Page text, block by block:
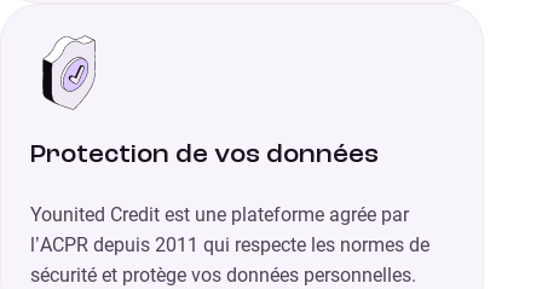
Protection de vos données
Younited Credit est une plateforme agrée par
l’ACPR depuis 2011 qui respecte les normes de
sécurité et protège vos données personnelles.